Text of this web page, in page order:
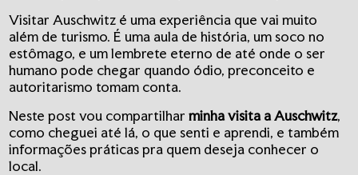
Visitar Auschwitz é uma experiência que vai muito
além de turismo. É uma aula de história, um soco no
estômago, e um lembrete eterno de até onde o ser
humano pode chegar quando ódio, preconceito e
autoritarismo tomam conta.
Neste post vou compartilharminha visita a Auschwitz,
como cheguei até lá, o que senti e aprendi, e também
informações práticas pra quem deseja conhecer o
local.